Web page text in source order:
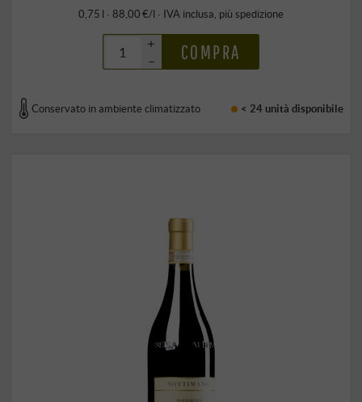
0,75 l · 88,00 €/l · IVA inclusa, più spedizione
+
–
COMPRA
Conservato in ambiente climatizzato < 24 unità disponibile